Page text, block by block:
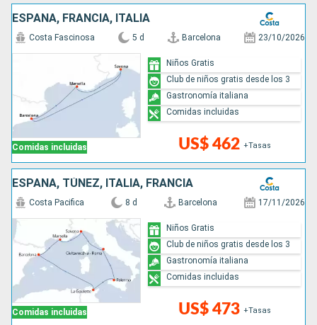
ESPAÑA, FRANCIA, ITALIA
Comidas incluidas
Costa Fascinosa 5 d Barcelona 23/10/2026
US$ 462 +Tasas
Niños Gratis
Club de niños gratis desde los 3
Gastronomía italiana
Comidas incluidas
ESPAÑA, TÚNEZ, ITALIA, FRANCIA
Comidas incluidas
Costa Pacifica 8 d Barcelona 17/11/2026
US$ 473 +Tasas
Niños Gratis
Club de niños gratis desde los 3
Gastronomía italiana
Comidas incluidas